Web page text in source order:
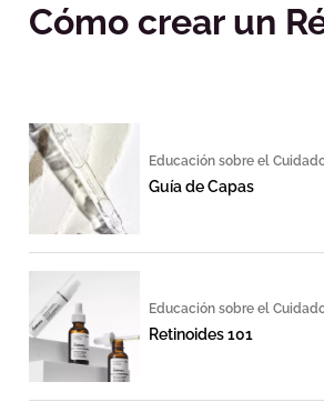
Cómo crear un
Educación sobre el
Guía de Capas
Educación sobre el
Retinoides 101